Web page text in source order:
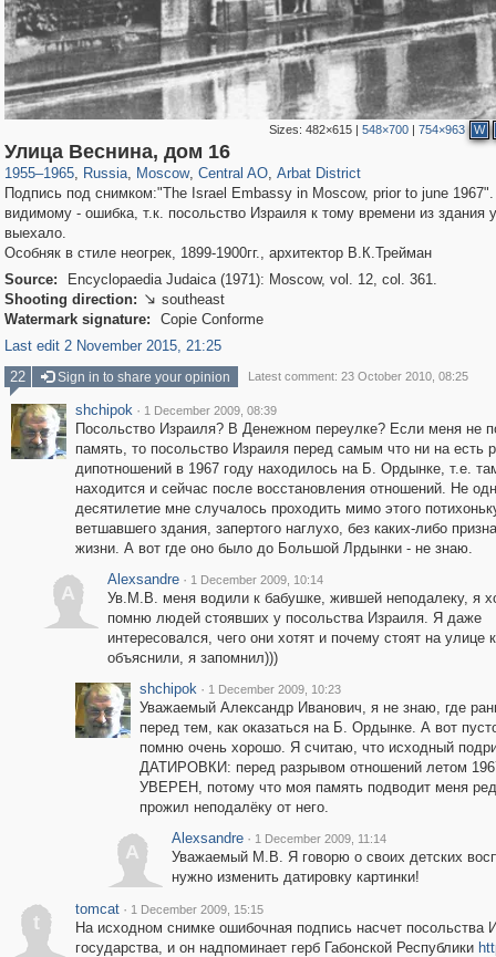
Sizes: 482×615| 548×700| 754×963 W
Улица Веснина, дом 16
1955–1965, Russia
1,407,898 29,263
, Moscow
319,973 8,295
, Central AO
160,060 5,920
, Arbat District
Подпись под снимком:"The Israel Embassy in Moscow, prior to june
видимому - ошибка, т.к. посольство Израиля к тому времени из здания
выехало.
Особняк в стиле неогрек, 1899-1900гг., архитектор В.К.Трейман
Source:
Encyclopaedia Judaica (1971): Moscow, vol. 12, col. 361.
Shooting direction:  southeast
Watermark signature:
Copie Conforme
Last edit 2 November 2015, 21:25
22
Sign in to share your opinion Latest comment: 23 October 2010, 08:25
shchipok · 1 December 2009, 08:39
Посольство Израиля? В Денежном переулке? Если меня не
память, то посольство Израиля перед самым что ни на есть
дипотношений в 1967 году находилось на Б. Ордынке, т.е.
находится и сейчас после восстановления отношений. Не
десятилетие мне случалось проходить мимо этого
ветшавшего здания, запертого наглухо, без каких-либо
жизни. А вот где оно было до Большой Лрдынки - не знаю.
A
Alexsandre · 1 December 2009, 10:14
Ув.М.В. меня водили к бабушке, жившей неподалеку, я
помню людей стоявших у посольства Израиля. Я даже
интересовался, чего они хотят и почему стоят на
объяснили, я запомнил)))
shchipok · 1 December 2009, 10:23
Уважаемый Александр Иванович, я не знаю, где
перед тем, как оказаться на Б. Ордынке. А вот
помню очень хорошо. Я считаю, что исходный
ДАТИРОВКИ: перед разрывом отношений летом
УВЕРЕН, потому что моя память подводит меня
прожил неподалёку от него.
A
Alexsandre · 1 December 2009, 11:14
Уважаемый М.В. Я говорю о своих детских
нужно изменить датировку картинки!
t
tomcat · 1 December 2009, 15:15
На исходном снимке ошибочная подпись насчет
государства, и он надпоминает герб Габонской Республики